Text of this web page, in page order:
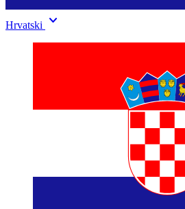
Hrvatski keyboard_arrow_down